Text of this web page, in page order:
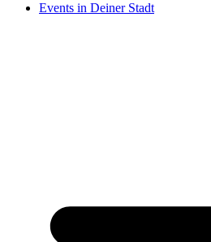
Events in Deiner Stadt